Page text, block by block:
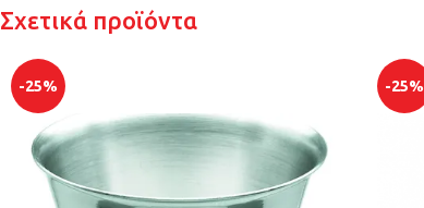
Σχετικά προϊόντα
-25% -25%